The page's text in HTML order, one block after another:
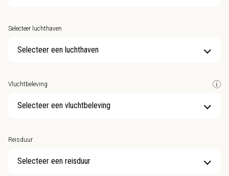
Selecteer luchthaven
Selecteer een luchthaven
Vluchtbeleving
Selecteer een vluchtbeleving
Reisduur
Selecteer een reisduur